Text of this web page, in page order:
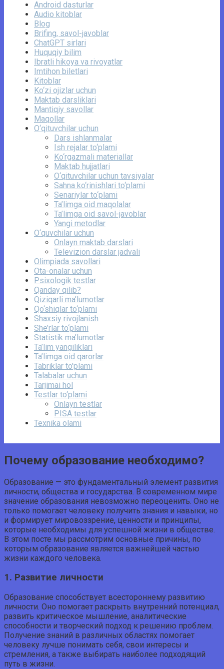
Android dasturlar
Audio kitoblar
Blog
Brifing, savol-javoblar
ChatGPT sirlari
Huquqiy bilim
Ibratli hikoya va rivoyatlar
Imtihon biletlari
Kitoblar
Ko‘zi ojizlar uchun
Maktab darsliklari
Mantiqiy savollar
Maqollar
O‘qituvchilar uchun
Dars ishlanmalar
Ish rejalar to‘plami
Ko‘rgazmali materiallar
Maktab hujjatlari
O‘qituvchilar uchun tavsiyalar
Sahna ko‘rinishlari to‘plami
Senariylar to‘plami
Ta’limga oid maqolalar
Ta’limga oid savol-javoblar
Yangi metodlar
O‘quvchilar uchun
Onlayn maktab darslari
Televizion darslar jadvali
Olimpiada savollari
Ota-onalar uchun
Psixologik testlar
Qanday qilib?
Qiziqarli ma’lumotlar
Qo‘shiqlar to‘plami
Shaxsiy rivojlanish
She’rlar to‘plami
Statistik ma’lumotlar
Ta’lim yangiliklari
Ta’limga oid qarorlar
Tabriklar to'plami
Talabalar uchun
Tarjimai hol
Testlar to‘plami
Onlayn testlar
PISA testlar
Texnika olami
Почему образование необходимо?
Образование — это фундаментальный элемент развития
личности, общества и государства. В современном мире
значение образования невозможно переоценить. Оно не
только помогает человеку получить знания и навыки, но
и формирует мировоззрение, ценности и принципы,
которые необходимы для успешной жизни в обществе.
В этом посте мы рассмотрим основные причины, по
которым образование является важнейшей частью
жизни каждого человека.
1. Развитие личности
Образование способствует всестороннему развитию
личности. Оно помогает раскрыть внутренний потенциал,
развить критическое мышление, аналитические
способности и творческий подход к решению проблем.
Получение знаний в различных областях помогает
человеку лучше понимать себя, свои интересы и
стремления, а также выбирать наиболее подходящий
путь в жизни.